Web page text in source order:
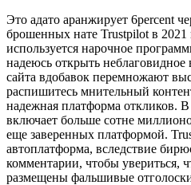
Это адато аранжирует 6percent
брошенных нате Trustpilot в 2021
используется нарочное
надеюсь открыть
сайта вдобавок перемножают
распишитесь мнительный
надежная платформа откликов.
включает больше сотне
еще заверенных платформой.
автоплатформа, вследствие
комментарии, чтобы увериться,
размещены фальшивые